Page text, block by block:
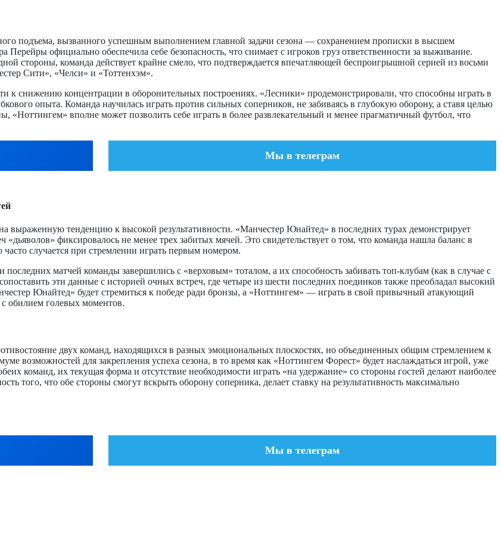
подъема, вызванного успешным выполнением главной задачи сезона — сохранением прописки в высшем
официально обеспечила себе безопасность, что снимает с игроков груз ответственности за выживание.
стороны, команда действует крайне смело, что подтверждается впечатляющей беспроигрышной серией из восьми
Сити», «Челси» и «Тоттенхэм».
к снижению концентрации в оборонительных построениях. «Лесники» продемонстрировали, что способны играть в
опыта. Команда научилась играть против сильных соперников, не забиваясь в глубокую оборону, а ставя целью
«Ноттингем» вполне может позволить себе играть в более развлекательный и менее прагматичный футбол, что
Мы в телеграм
выраженную тенденцию к высокой результативности. «Манчестер Юнайтед» в последних турах демонстрирует
фиксировалось не менее трех забитых мячей. Это свидетельствует о том, что команда нашла баланс в
случается при стремлении играть первым номером.
матчей команды завершились с «верховым» тоталом, а их способность забивать топ-клубам (как в случае с
эти данные с историей очных встреч, где четыре из шести последних поединков также преобладал высокий
Юнайтед» будет стремиться к победе ради бронзы, а «Ноттингем» — играть в свой привычный атакующий
обилием голевых моментов.
двух команд, находящихся в разных эмоциональных плоскостях, но объединенных общим стремлением к
возможностей для закрепления успеха сезона, в то время как «Ноттингем Форест» будет наслаждаться игрой, уже
команд, их текущая форма и отсутствие необходимости играть «на удержание» со стороны гостей делают наиболее
того, что обе стороны смогут вскрыть оборону соперника, делает ставку на результативность максимально
Мы в телеграм